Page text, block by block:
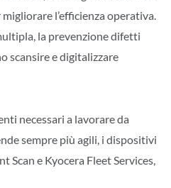
l’efficienza operativa.
la prevenzione difetti
scansire e digitalizzare
necessari a lavorare da
sempre più agili, i dispositivi
Scan e Kyocera Fleet Services,